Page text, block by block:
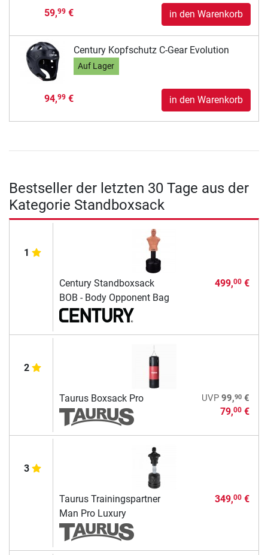
59,99€ in den Warenkorb
Century Kopfschutz C-Gear Evolution
Auf Lager
94,99€ in den Warenkorb
Bestseller der letzten 30 Tage aus der
Kategorie Standboxsack
1
Century Standboxsack
BOB - Body Opponent Bag
499,00€
2
Taurus Boxsack Pro UVP 99,90€
79,00€
3
Taurus Trainingspartner
Man Pro Luxury
349,00€